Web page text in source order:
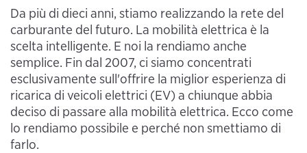
Da più di dieci anni, stiamo realizzando la rete del
carburante del futuro. La mobilità elettrica è la
scelta intelligente. E noi la rendiamo anche
semplice. Fin dal 2007, ci siamo concentrati
esclusivamente sull'offrire la miglior esperienza di
ricarica di veicoli elettrici (EV) a chiunque abbia
deciso di passare alla mobilità elettrica. Ecco come
lo rendiamo possibile e perché non smettiamo di
farlo.